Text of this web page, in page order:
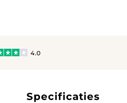
4.0
Specificaties